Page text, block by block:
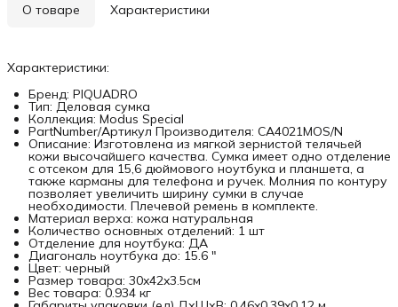
О товаре Характеристики
Характеристики:
Бренд: PIQUADRO
Тип: Деловая сумка
Коллекция: Modus Special
PartNumber/Артикул Производителя: CA4021MOS/N
Описание: Изготовлена из мягкой зернистой телячьей
кожи высочайшего качества. Сумка имеет одно отделение
с отсеком для 15,6 дюймового ноутбука и планшета, а
также карманы для телефона и ручек. Молния по контуру
позволяет увеличить ширину сумки в случае
необходимости. Плечевой ремень в комплекте.
Материал верха: кожа натуральная
Количество основных отделений: 1 шт
Отделение для ноутбука: ДА
Диагональ ноутбука до: 15.6 "
Цвет: черный
Размер товара: 30x42x3.5см
Вес товара: 0.934 кг